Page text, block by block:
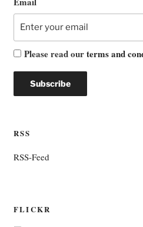
Please read ourterms and
RSS
RSS-Feed
FLICKR